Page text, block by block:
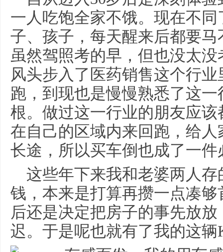
一人吃饱全家不饿。现在不
子、孩子，每天醒来后都要
虽然驾照考的早，但也没太
风头步入了医药销售这个行
跑，到现也是慢慢熟悉了这
根。做过这一行业的朋友应
在自己的区域内来回跑，给
长途，所以买车倒也成了一件
这些年下来我和老婆两人
钱，本来是打算再攒一点凑
后还是决定把房子的事先放
迟。于是呢也就有了我的这辆